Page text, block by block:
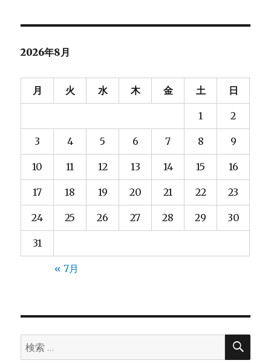
ゲ
ー
シ
ョ
ン
2026年8月
月 火 水 木 金 土 日
1 2
3 4 5 6 7 8 9
10 11 12 13 14 15 16
17 18 19 20 21 22 23
24 25 26 27 28 29 30
31
« 7月
検
索:
検